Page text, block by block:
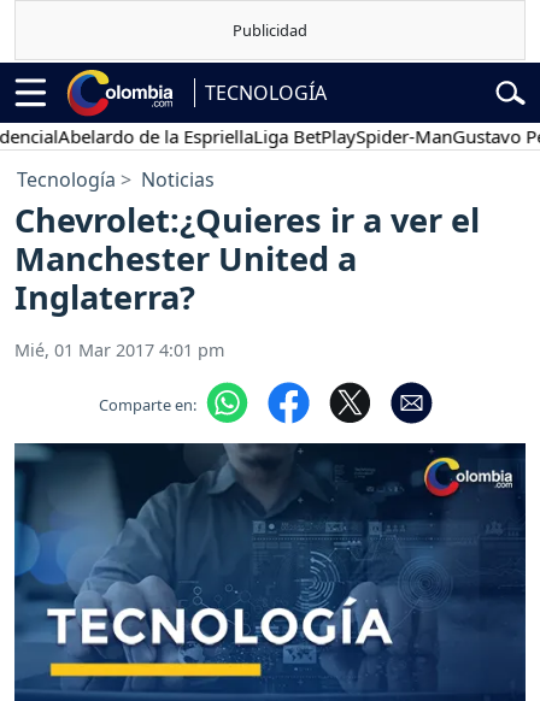
TECNOLOGÍA
Abelardo de la EspriellaLiga BetPlaySpider-ManGustavo Petro
Tecnología Noticias
Chevrolet:¿Quieres ir a ver el
Manchester United a
Inglaterra?
Mié, 01 Mar 2017 4:01 pm
Comparte en: